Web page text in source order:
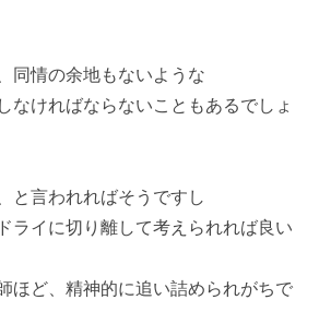
同情の余地もないような
なければならないこともあるでしょ
と言われればそうですし
ライに切り離して考えられれば良い
ほど、精神的に追い詰められがちで